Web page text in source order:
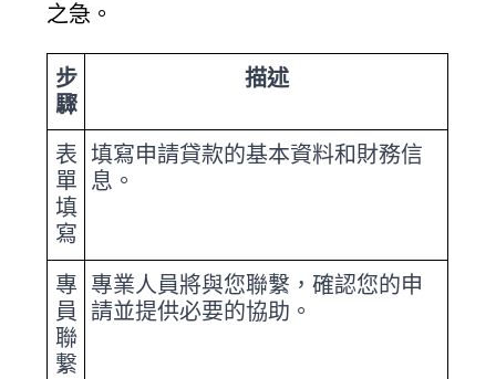
之急。
步
驟
描述
表
單
填
寫
填寫申請貸款的基本資料和財務信
息。
專
員
聯
繋
專業人員將與您聯繫，確認您的申
請並提供必要的協助。